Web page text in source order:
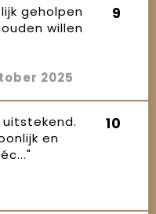
geholpen
willen
9
2025
en
10